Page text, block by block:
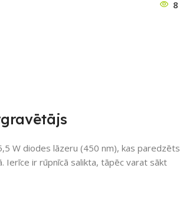
8
W diodes lāzeru (450 nm), kas paredzēts
Ierīce ir rūpnīcā salikta, tāpēc varat sākt